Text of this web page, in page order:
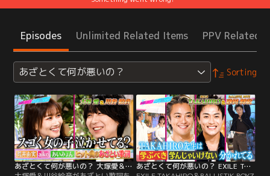
Episodes Unlimited Related Items PPV Related
あざとくて何が悪いの？ Sorting
あざとくて何が悪いの？ 大塚愛＆川谷絵音があざとい歌詞を徹底討論！（2026/07/30放送分）
あざとくて何が悪いの？ EXILE TAKAHIRO＆BALLISTIK BOYZ砂田とあざとい夏の失敗談（2026/07/23放送分）